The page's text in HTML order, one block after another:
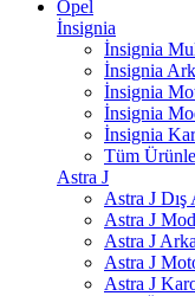
Opel
İnsignia
İnsignia
İnsignia
İnsignia
İnsignia
İnsignia
Tüm
Astra J
Astra J Dış
Astra J
Astra J
Astra J
Astra J